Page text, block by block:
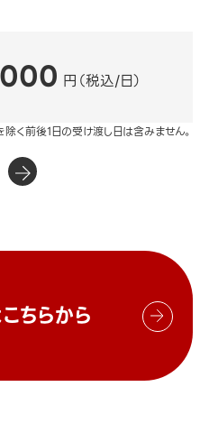
円（税込/日）
く前後1日の受け渡し日は含みません。
ちらから